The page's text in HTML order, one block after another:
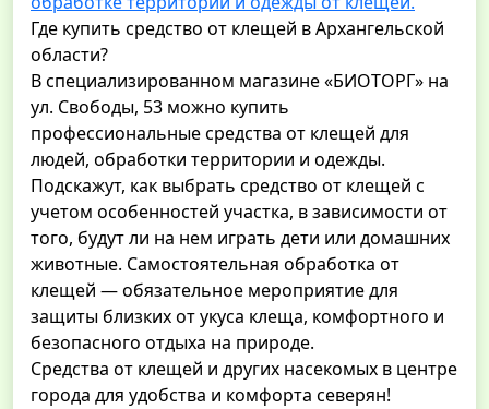
Где купить средство от клещей в Архангельской
области?
В специализированном магазине «БИОТОРГ» на
ул. Свободы, 53 можно купить
профессиональные средства от клещей для
людей, обработки территории и одежды.
Подскажут, как выбрать средство от клещей с
учетом особенностей участка, в зависимости от
того, будут ли на нем играть дети или домашних
животные. Самостоятельная обработка от
клещей — обязательное мероприятие для
защиты близких от укуса клеща, комфортного и
безопасного отдыха на природе.
Средства от клещей и других насекомых в центре
города для удобства и комфорта северян!